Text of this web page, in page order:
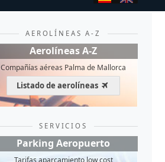
AEROLÍNEAS A-Z
Aerolíneas A-Z
Compañías aéreas Palma de Mallorca
Listado de aerolíneas
SERVICIOS
Parking Aeropuerto
Tarifas aparcamiento low cost